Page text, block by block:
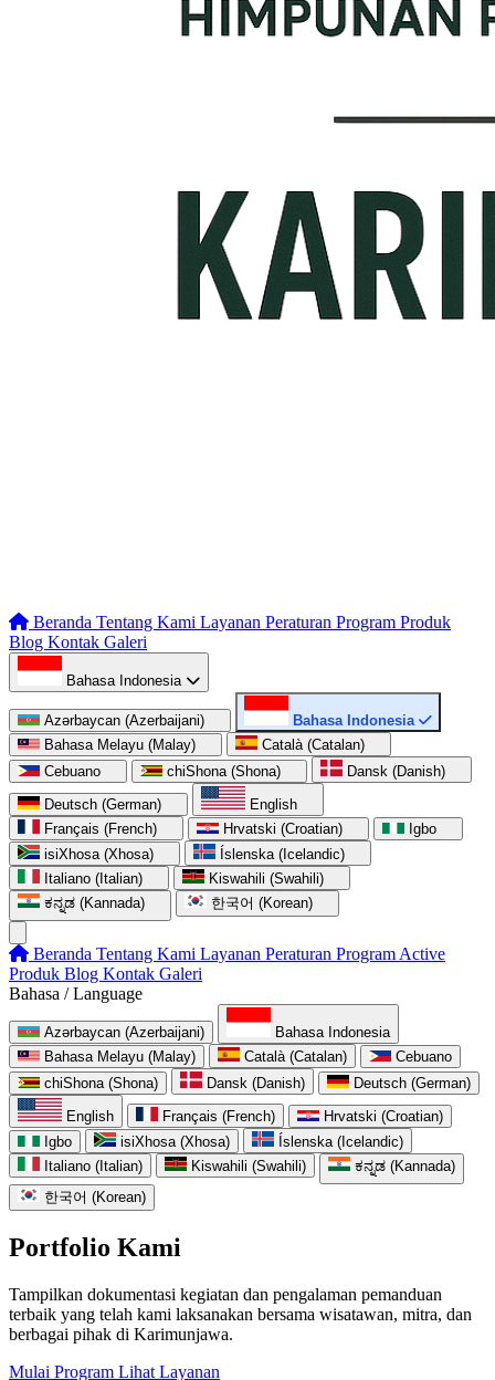
Beranda Tentang Kami Layanan Peraturan Program Produk
Blog Kontak Galeri
Bahasa Indonesia
Azərbaycan (Azerbaijani)
Bahasa Indonesia
Bahasa Melayu (Malay)
Català (Catalan)
Cebuano
chiShona (Shona)
Dansk (Danish)
Deutsch (German)
English
Français (French)
Hrvatski (Croatian)
Igbo
isiXhosa (Xhosa)
Íslenska (Icelandic)
Italiano (Italian)
Kiswahili (Swahili)
ಕನ್ನಡ (Kannada)
한국어 (Korean)
Beranda Tentang Kami Layanan Peraturan Program Active
Produk Blog Kontak Galeri
Bahasa / Language
Azərbaycan (Azerbaijani)
Bahasa Indonesia
Bahasa Melayu (Malay)
Català (Catalan)
Cebuano
chiShona (Shona)
Dansk (Danish)
Deutsch (German)
English
Français (French)
Hrvatski (Croatian)
Igbo
isiXhosa (Xhosa)
Íslenska (Icelandic)
Italiano (Italian)
Kiswahili (Swahili)
ಕನ್ನಡ (Kannada)
한국어 (Korean)
Portfolio Kami
Tampilkan dokumentasi kegiatan dan pengalaman pemanduan
terbaik yang telah kami laksanakan bersama wisatawan, mitra, dan
berbagai pihak di Karimunjawa.
Mulai Program Lihat Layanan